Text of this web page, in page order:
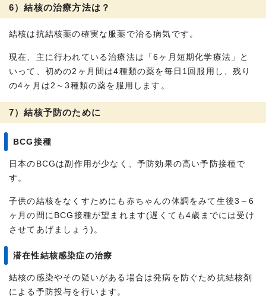
6）結核の治療方法は？
結核は抗結核薬の確実な服薬で治る病気です。
現在、主に行われている治療法は「6ヶ月短期化学療法」と
いって、初めの2ヶ月間は4種類の薬を毎日1回服用し、残り
の4ヶ月は2～3種類の薬を服用します。
7）結核予防のために
BCG接種
日本のBCGは副作用が少なく、予防効果の高い予防接種で
す。
子供の結核をなくすためにも赤ちゃんの体調をみて生後3～6
ヶ月の間にBCG接種が望まれます(遅くても4歳までには受け
させてあげましょう)。
潜在性結核感染症の治療
結核の感染やその疑いがある場合は発病を防ぐため抗結核剤
による予防投与を行います。